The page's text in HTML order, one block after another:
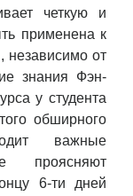
четкую и
применена к
независимо от
знания Фэн-
у студента
обширного
важные
проясняют
6-ти дней